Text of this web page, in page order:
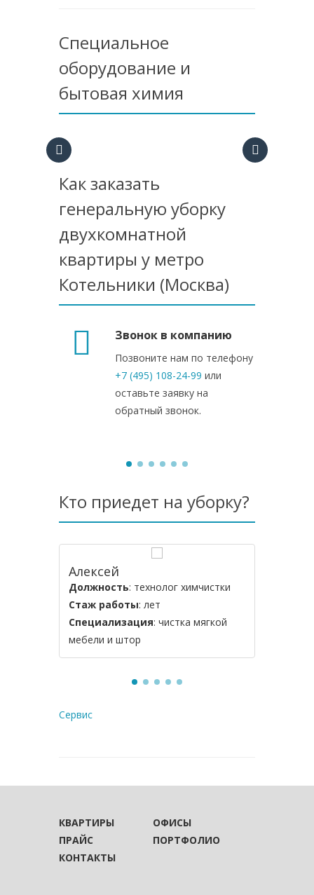
Специальное
оборудование и
бытовая химия
Как заказать
генеральную уборку
двухкомнатной
квартиры у метро
Котельники (Москва)
Звонок в компанию
Позвоните нам по телефону
+7 (495) 108-24-99 или
оставьте заявку на
обратный звонок.
Кто приедет на уборку?
Алексей
Должность: технолог химчистки
Стаж работы: лет
Специализация: чистка мягкой
мебели и штор
Сервис
КВАРТИРЫ
ОФИСЫ
ПРАЙС
ПОРТФОЛИО
КОНТАКТЫ